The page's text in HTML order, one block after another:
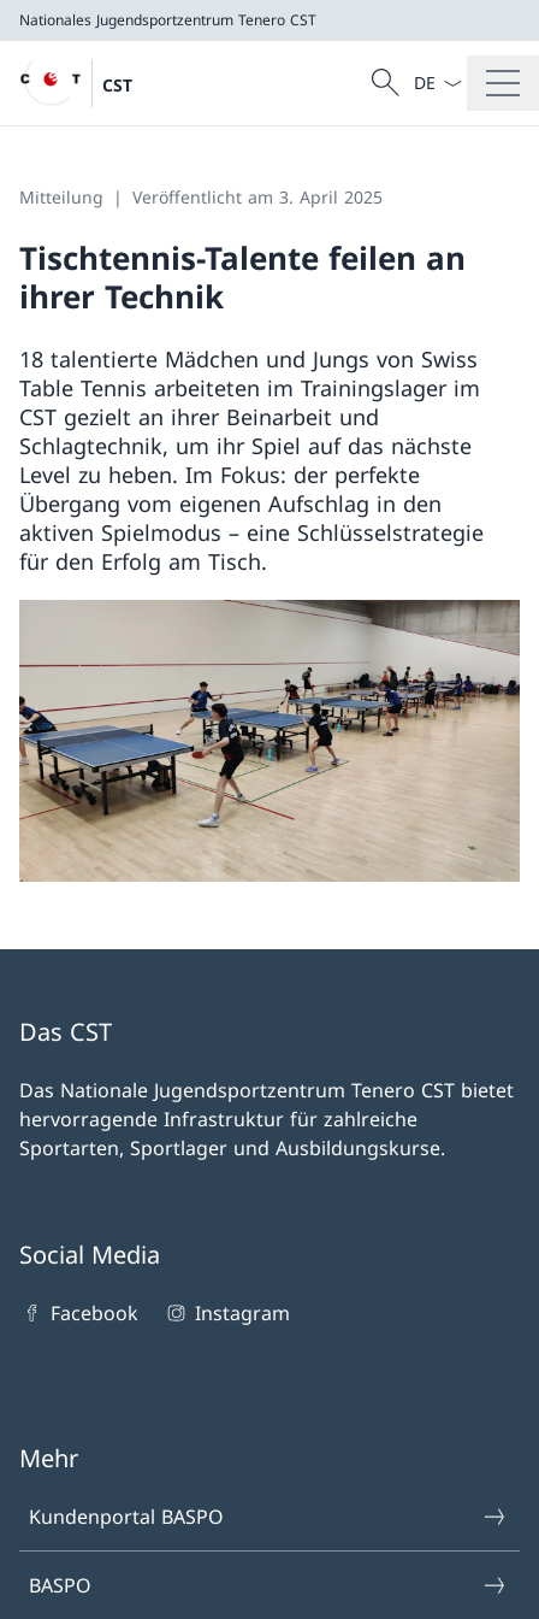
Nationales Jugendsportzentrum Tenero CST
CST
CST
Suche
Suche
Sprach
Mitteilung Veröffentlicht am 3. April 2025
Tischtennis-Talente feilen an
ihrer Technik
18 talentierte Mädchen und Jungs von Swiss
Table Tennis arbeiteten im Trainingslager im
CST gezielt an ihrer Beinarbeit und
Schlagtechnik, um ihr Spiel auf das nächste
Level zu heben. Im Fokus: der perfekte
Übergang vom eigenen Aufschlag in den
aktiven Spielmodus – eine Schlüsselstrategie
für den Erfolg am Tisch.
Das CST
Das Nationale Jugendsportzentrum Tenero CST bietet
hervorragende Infrastruktur für zahlreiche
Sportarten, Sportlager und Ausbildungskurse.
Social Media
Facebook Instagram
Mehr
Kundenportal BASPO
BASPO